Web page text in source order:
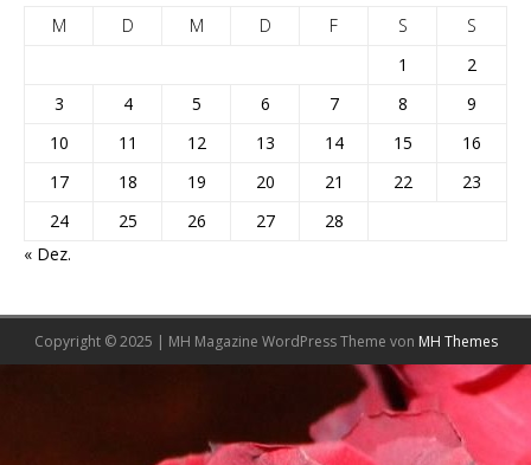
M
D M D F S
S
1
2
3
4 5 6 7 8
9
10
11 12 13 14 15
16
17
18 19 20 21 22
23
24
25 26 27
28
« Dez.
Copyright © 2025 | MH Magazine WordPress Theme von MH Themes